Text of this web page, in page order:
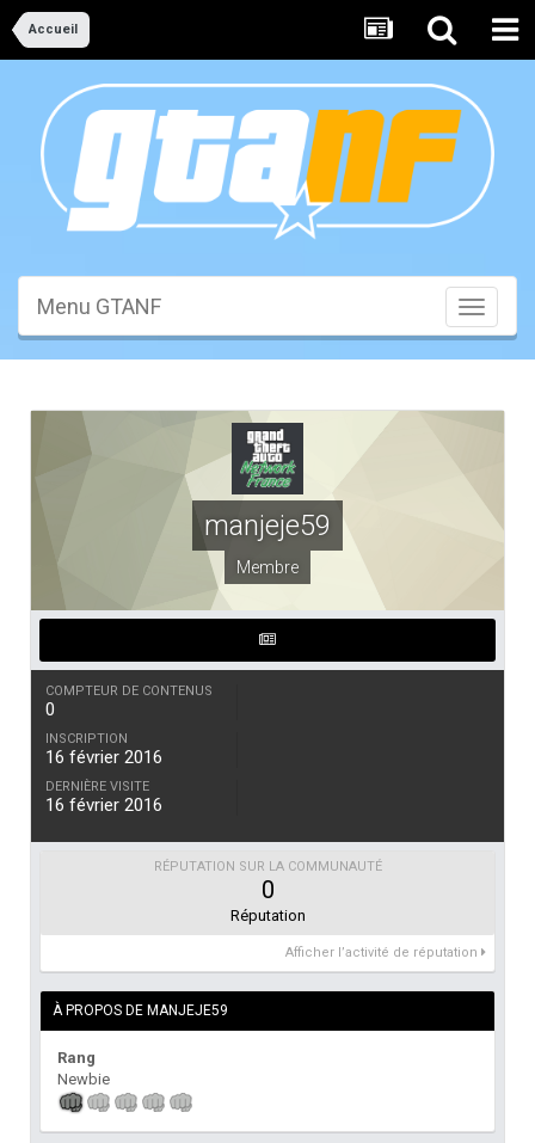
Accueil
Toggle
Menu GTANF
manjeje59
Membre
COMPTEUR DE CONTENUS
0
INSCRIPTION
16 février 2016
DERNIÈRE VISITE
16 février 2016
RÉPUTATION SUR LA COMMUNAUTÉ
0
Réputation
Afficher l’activité de réputation
À PROPOS DE MANJEJE59
Rang
Newbie